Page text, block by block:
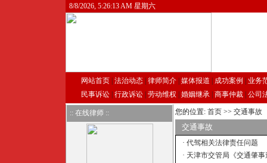
8/8/2026, 5:26:13 AM 星期六
网站首页 法治动态 律师简介 媒体报道 成功案例
业务
民事诉讼 行政诉讼 劳动维权 婚姻继承 商事仲裁 公司
:: 在线律师 :: 您的位置: 首页 >> 交通事故
交通事故
· 代驾相关法律责任问题
· 天津市交管局《交通肇